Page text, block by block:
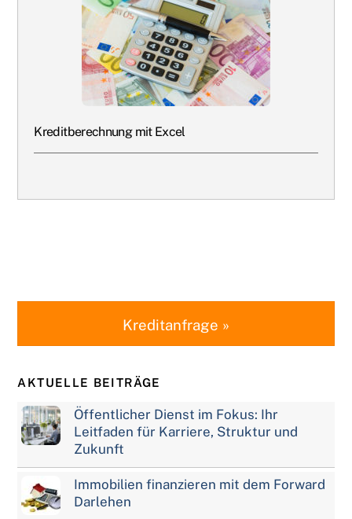
Kreditberechnung mit Excel
Kreditanfrage »
AKTUELLE BEITRÄGE
Öffentlicher Dienst im Fokus: Ihr
Leitfaden für Karriere, Struktur und
Zukunft
Immobilien finanzieren mit dem Forward
Darlehen